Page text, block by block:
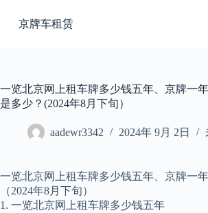
过
京牌车租赁
一览北京网上租车牌多少钱五年、京牌一
是多少？(2024年8月下旬）
aadewr3342 2024年 9月 2日
一览北京网上租车牌多少钱五年、京牌一
（2024年8月下旬）
1. 一览北京网上租车牌多少钱五年